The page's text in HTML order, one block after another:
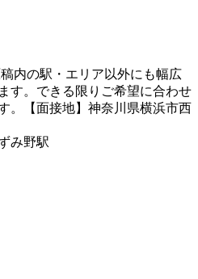
内の駅・エリア以外にも幅広
す。できる限りご希望に合わせ
。【面接地】神奈川県横浜市西
み野駅